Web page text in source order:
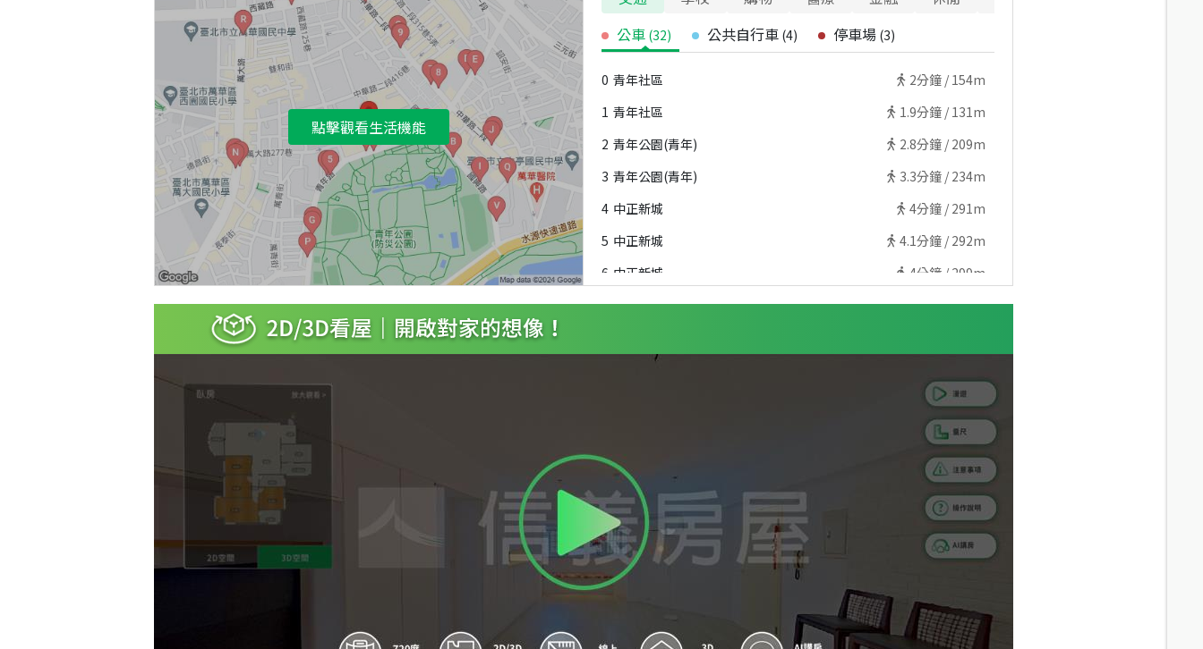
點擊觀看生活機能
公車 (32) 公共自行車 (4) 停車場 (3)
0 青年社區 2分鐘 / 154m
1 青年社區 1.9分鐘 / 131m
2 青年公園(青年) 2.8分鐘 / 209m
3 青年公園(青年) 3.3分鐘 / 234m
4 中正新城 4分鐘 / 291m
5 中正新城 4.1分鐘 / 292m
6 中正新城 4分鐘 / 299m
7 中華南海路口 5.5分鐘 /408m
分鐘 /379m
分鐘 / 356m
C 南機場公寓 分鐘 / 401m
D 國盛國宅 分鐘 /474m
E 國盛國宅 分鐘 /474m
F 青年路 分鐘 /484m
G
7 分鐘 /518m